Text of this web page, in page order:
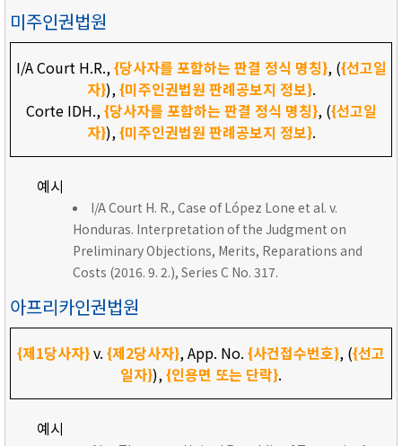
미주인권법원
I/A Court H.R.,{당사자를 포함하는 판결 정식 명칭}, ({선고일
자}),{미주인권법원 판례공보지 정보}.
Corte IDH.,{당사자를 포함하는 판결 정식 명칭}, ({선고일
자}),{미주인권법원 판례공보지 정보}.
예시
I/A Court H. R., Case of López Lone et al. v.
Honduras. Interpretation of the Judgment on
Preliminary Objections, Merits, Reparations and
Costs (2016. 9. 2.), Series C No. 317.
아프리카인권법원
{제1당사자}v. {제2당사자}, App. No. {사건접수번호}, ({선고
일자}),{인용면 또는 단락}.
예시